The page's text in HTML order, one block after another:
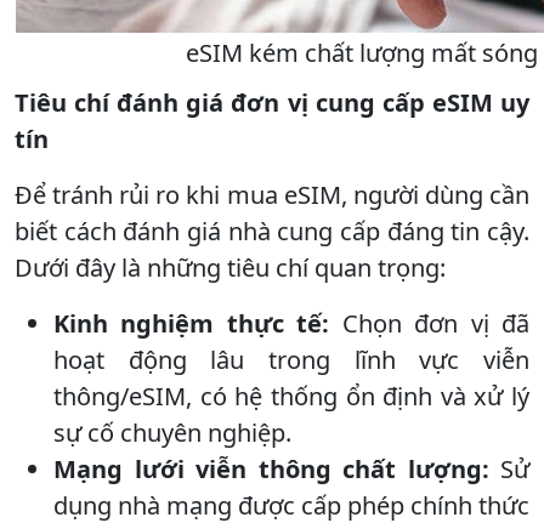
eSIM kém chất lượng mất
Tiêu chí đánh giá đơn vị cung cấp eSIM uy
tín
Để tránh rủi ro khi mua eSIM, người dùng cần
biết cách đánh giá nhà cung cấp đáng tin cậy.
Dưới đây là những tiêu chí quan trọng:
Kinh nghiệm thực tế: Chọn đơn vị đã
hoạt động lâu trong lĩnh vực viễn
thông/eSIM, có hệ thống ổn định và xử lý
sự cố chuyên nghiệp.
Mạng lưới viễn thông chất lượng: Sử
dụng nhà mạng được cấp phép chính thức